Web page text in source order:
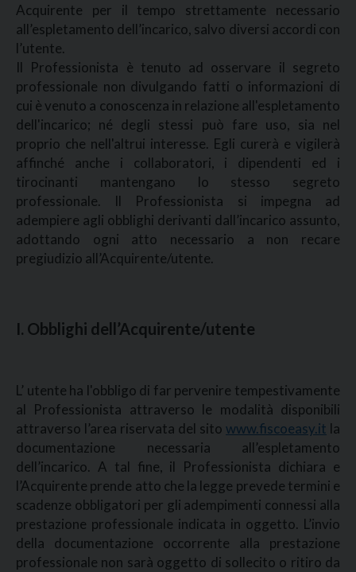
Acquirente per il tempo strettamente necessario
all’espletamento dell’incarico, salvo diversi accordi con
l’utente.
Il Professionista è tenuto ad osservare il segreto
professionale non divulgando fatti o informazioni di
cui è venuto a conoscenza in relazione all'espletamento
dell'incarico; né degli stessi può fare uso, sia nel
proprio che nell'altrui interesse. Egli curerà e vigilerà
affinché anche i collaboratori, i dipendenti ed i
tirocinanti mantengano lo stesso segreto
professionale. Il Professionista si impegna ad
adempiere agli obblighi derivanti dall’incarico assunto,
adottando ogni atto necessario a non recare
pregiudizio all’Acquirente/utente.
I. Obblighi dell’Acquirente/utente
L’ utente ha l'obbligo di far pervenire tempestivamente
al Professionista attraverso le modalità disponibili
attraverso l’area riservata del sito www.fiscoeasy.it la
documentazione necessaria all’espletamento
dell’incarico. A tal fine, il Professionista dichiara e
l’Acquirente prende atto che la legge prevede termini e
scadenze obbligatori per gli adempimenti connessi alla
prestazione professionale indicata in oggetto. L’invio
della documentazione occorrente alla prestazione
professionale non sarà oggetto di sollecito o ritiro da